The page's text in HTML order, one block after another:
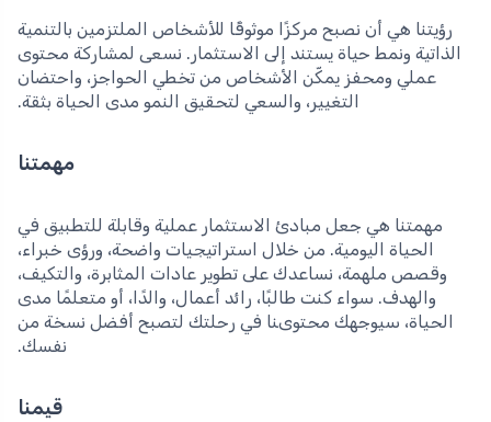
رؤيتنا هي أن نصبح مركزًا موثوقًا للأشخاص الملتزمين بالتنمية
الذاتية ونمط حياة يستند إلى الاستثمار. نسعى لمشاركة محتوى
عملي ومحفز يمكّن الأشخاص من تخطي الحواجز، واحتضان
التغيير، والسعي لتحقيق النمو مدى الحياة بثقة.
مهمتنا
مهمتنا هي جعل مبادئ الاستثمار عملية وقابلة للتطبيق في
الحياة اليومية. من خلال استراتيجيات واضحة، ورؤى خبراء،
وقصص ملهمة، نساعدك على تطوير عادات المثابرة، والتكيف،
والهدف. سواء كنت طالبًا، رائد أعمال، والدًا، أو متعلمًا مدى
الحياة، سيوجهك محتوىنا في رحلتك لتصبح أفضل نسخة من
نفسك.
قيمنا